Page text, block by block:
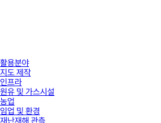
활용분야
지도 제작
인프라
원유 및 가스시설
농업
임업 및 환경
재난재해 관측